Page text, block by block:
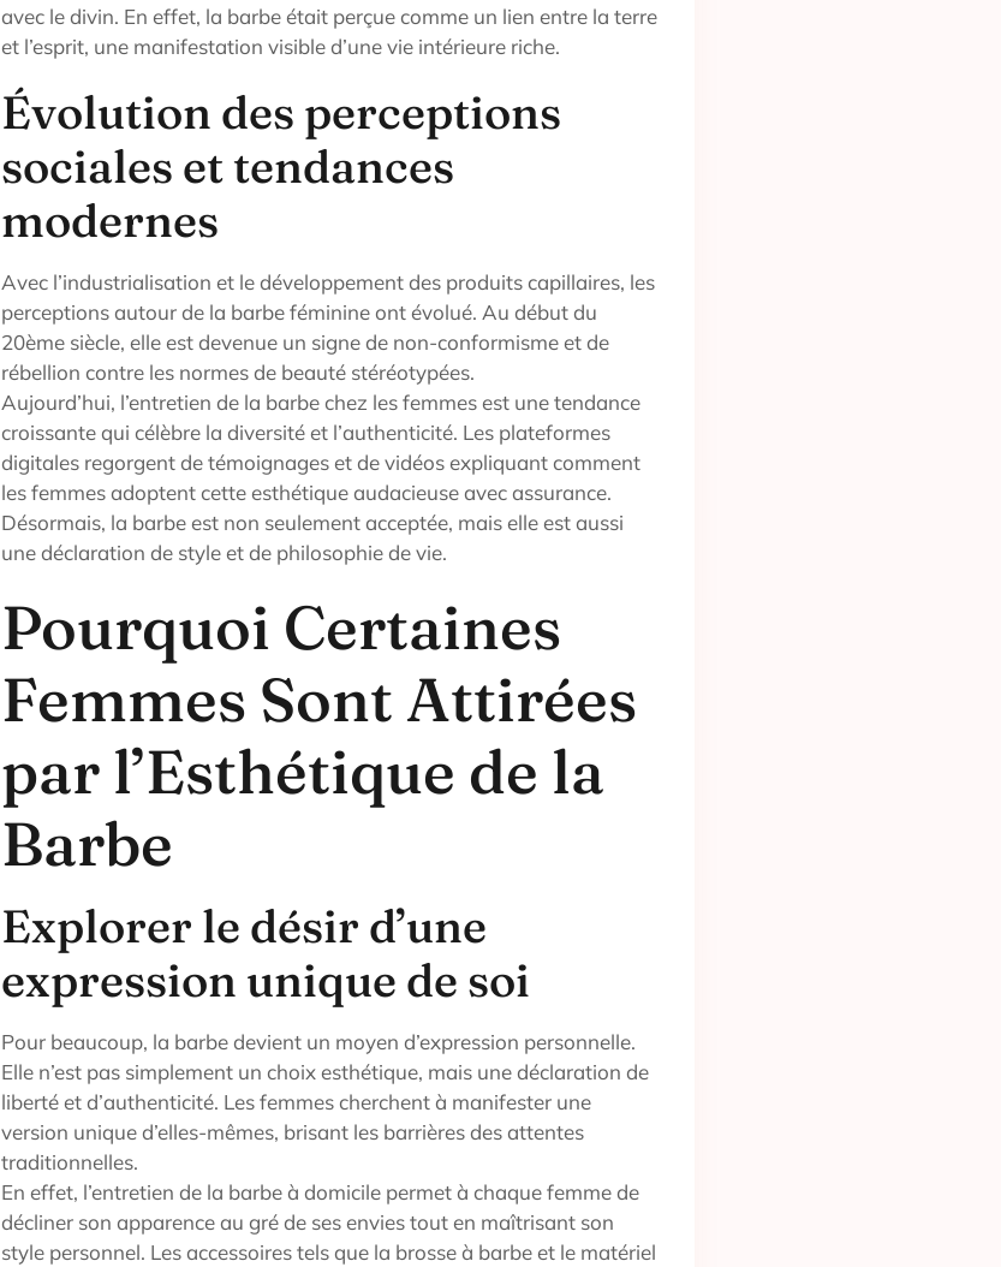
avec le divin. En effet, la barbe était perçue comme un lien entre la terre
et l’esprit, une manifestation visible d’une vie intérieure riche.
Évolution des perceptions
sociales et tendances
modernes
Avec l’industrialisation et le développement des produits capillaires, les
perceptions autour de la barbe féminine ont évolué. Au début du
20ème siècle, elle est devenue un signe de non-conformisme et de
rébellion contre les normes de beauté stéréotypées.
Aujourd’hui, l’entretien de la barbe chez les femmes est une tendance
croissante qui célèbre la diversité et l’authenticité. Les plateformes
digitales regorgent de témoignages et de vidéos expliquant comment
les femmes adoptent cette esthétique audacieuse avec assurance.
Désormais, la barbe est non seulement acceptée, mais elle est aussi
une déclaration de style et de philosophie de vie.
Pourquoi Certaines
Femmes Sont Attirées
par l’Esthétique de la
Barbe
Explorer le désir d’une
expression unique de soi
Pour beaucoup, la barbe devient un moyen d’expression personnelle.
Elle n’est pas simplement un choix esthétique, mais une déclaration de
liberté et d’authenticité. Les femmes cherchent à manifester une
version unique d’elles-mêmes, brisant les barrières des attentes
traditionnelles.
En effet, l’entretien de la barbe à domicile permet à chaque femme de
décliner son apparence au gré de ses envies tout en maîtrisant son
style personnel. Les accessoires tels que la brosse à barbe et le matériel